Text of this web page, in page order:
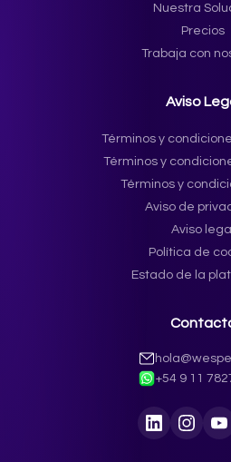
Nuestra
Precios
Trabaja con
Aviso
Términos y
Términos y
Términos y
Aviso de
Aviso legal
Política de
Estado de la
+54 9 11